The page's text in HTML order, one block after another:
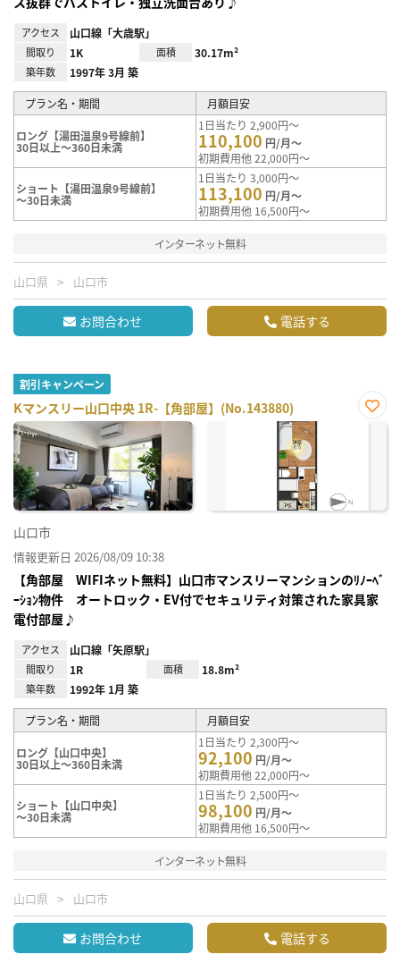
アクセス 山口線「大歳駅」
間取り 1K 面積 30.17m²
築年数 1997年 3月 築
プラン名・期間 月額目安
ロング【湯田温泉9号線前】
30日以上～360日未満
1日当たり 2,900円～
110,100 円/月～
初期費用他 22,000円～
ショート【湯田温泉9号線前】
～30日未満
1日当たり 3,000円～
113,100 円/月～
初期費用他 16,500円～
インターネット無料
山口県 山口市
お問合わせ 電話する
割引キャンペーン
Kマンスリー山口中央 1R-【角部屋】(No.143880)
お気
山口市
情報更新日 2026/08/09 10:38
【角部屋 WIFIネット無料】山口市マンスリーマンションのﾘﾉｰﾍﾞ
ｰｼｮﾝ物件 オートロック・EV付でセキュリティ対策された家具家
電付部屋♪
アクセス 山口線「矢原駅」
間取り 1R 面積 18.8m²
築年数 1992年 1月 築
プラン名・期間 月額目安
ロング【山口中央】
30日以上～360日未満
1日当たり 2,300円～
92,100 円/月～
初期費用他 22,000円～
ショート【山口中央】
～30日未満
1日当たり 2,500円～
98,100 円/月～
初期費用他 16,500円～
インターネット無料
山口県 山口市
お問合わせ 電話する